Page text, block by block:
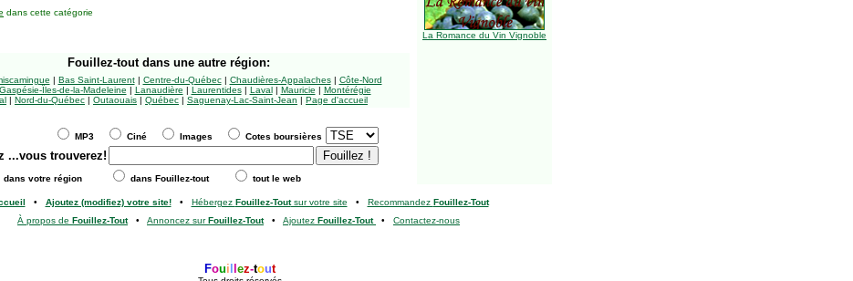
La Romance du Vin Vignoble
dans cette catégorie
Fouillez-tout dans une autre région:
| Bas Saint-Laurent| Centre-du-Québec| Chaudières-Appalaches| Côte-Nord
Gaspésie-Îles-de-la-Madeleine | Lanaudière | Laurentides| Laval| Mauricie | Montérégie
| Nord-du-Québec | Outaouais | Québec | Saguenay-Lac-Saint-Jean | Page d'accueil
MP3 Ciné Images Cotes boursières
...vous trouverez!
dans votre région dans Fouillez-tout tout le web
• Ajoutez (modifiez) votre site!• Hébergez Fouillez-Toutsur votre site • Recommandez Fouillez-Tout
À propos de Fouillez-Tout• Annoncez surFouillez-Tout• Ajoutez Fouillez-Tout • Contactez-nous
Foui ez-tout